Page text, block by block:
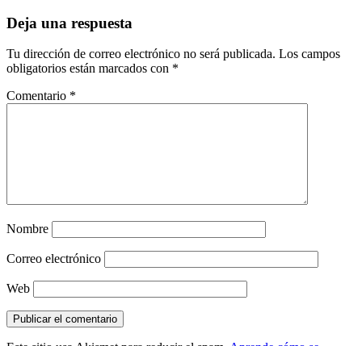
Deja una respuesta
Tu dirección de correo electrónico no será publicada. Los campos
obligatorios están marcados con *
Comentario *
Nombre
Correo electrónico
Web